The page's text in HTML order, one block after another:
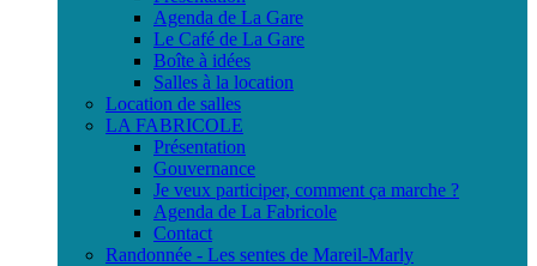
Agenda de La Gare
Le Café de La Gare
Boîte à idées
Salles à la location
Location de salles
LA FABRICOLE
Présentation
Gouvernance
Je veux participer, comment ça marche ?
Agenda de La Fabricole
Contact
Randonnée - Les sentes de Mareil-Marly